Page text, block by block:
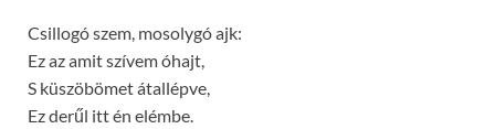
Csillogó szem, mosolygó ajk:
Ez az amit szívem óhajt,
S küszöbömet átallépve,
Ez derűl itt én elémbe.